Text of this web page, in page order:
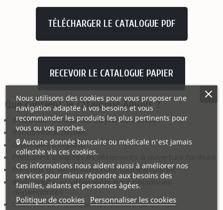
TÉLÉCHARGER LE CATALOGUE PDF
RECEVOIR LE CATALOGUE PAPIER
Que contient le catalogue Amibis ?
Grenouillères adultes de jour et de nuit
Robes médicalisées
Chemises d’hôpital
Pantalons adaptés et vêtements à ouverture facilitée
Ponchos et vêtements pour fauteuil roulant
Body adulte et vêtements pour personnes
dépendantes
Vêtements classiques et articles de confort
Nous utilisons des cookies pour vous proposer une
navigation adaptée à vos besoins et vous
recommander les produits les plus pertinents pour
vous ou vos proches.
🔒 Aucune donnée bancaire ou médicale n'est jamais
collectée via ces cookies.
Ces informations nous aident aussi à améliorer nos
services pour mieux répondre aux besoins des
familles, aidants et personnes âgées.
Politique de cookies Personnaliser les cookies